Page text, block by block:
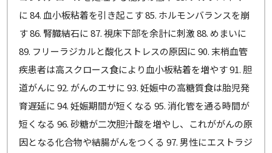
に 84. 血小板粘着を引き起こす 85. ホルモンバランスを崩
す 86. 腎臓結石に 87. 視床下部を余計に刺激 88. めまいに
89. フリーラジカルと酸化ストレスの原因に 90. 末梢血管
疾患者は高スクロース食により血小板粘着を増やす 91. 胆
道がんに 92. がんのエサに 93. 妊娠中の高糖質食は胎児発
育遅延に 94. 妊娠期間が短くなる 95. 消化管を通る時間が
短くなる 96. 砂糖が二次胆汁酸を増やし、これががんの原
因となる化合物や結腸がんをつくる 97. 男性にエストラジ